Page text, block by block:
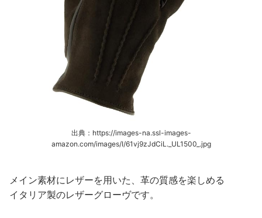
出典：https://images-na.ssl-images-
amazon.com/images/I/61vj9zJdCiL._UL1500_.jpg
メイン素材にレザーを用いた、革の質感を楽しめる
イタリア製のレザーグローヴです。